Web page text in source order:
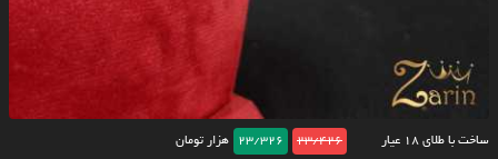
ساخت با طلای ۱۸ عیار 23/426
23/326 هزار تومان